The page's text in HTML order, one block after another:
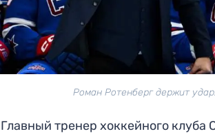
Роман Ротенберг держит
Главный тренер хоккейного клуба